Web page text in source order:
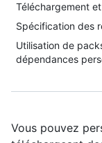
Téléchargement
Spécification des
Utilisation de
dépendances
Vous pouvez